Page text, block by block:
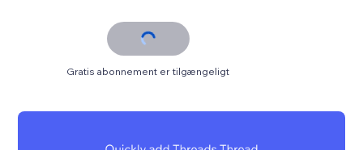
Gratis abonnement er tilgængeligt